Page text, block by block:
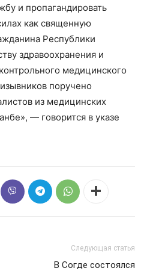
и пропагандировать
как священную
Республики
здравоохранения и
медицинского
поручено
из медицинских
— говорится в указе
Следующая статья
В Согде состоялся